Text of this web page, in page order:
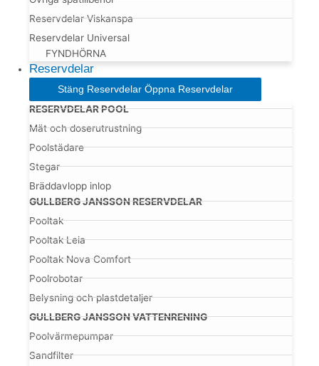
Reservdelar Viskanspa
Reservdelar Universal
FYNDHÖRNA
Reservdelar
Stäng Reservdelar Öppna Reservdelar
RESERVDELAR POOL
Mät och doserutrustning
Poolstädare
Stegar
Bräddavlopp inlop
GULLBERG JANSSON RESERVDELAR
Pooltak
Pooltak Leia
Pooltak Nova Comfort
Poolrobotar
Belysning och plastdetaljer
GULLBERG JANSSON VATTENRENING
Poolvärmepumpar
Sandfilter